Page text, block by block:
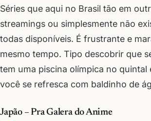
Séries que aqui no Brasil tão em
streamings ou simplesmente não
todas disponíveis. É frustrante e
mesmo tempo. Tipo descobrir que
tem uma piscina olímpica no quintal
você se refresca com baldinho de
Japão – Pra Galera do Anime